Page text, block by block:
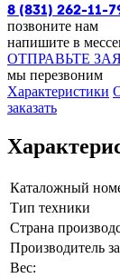
8 (831) 262-11-
позвоните нам
напишите в
ОТПРАВЬТЕ
мы перезвоним
Характеристики
заказать
Каталожный
Тип техники
Страна
Производитель
Вес: